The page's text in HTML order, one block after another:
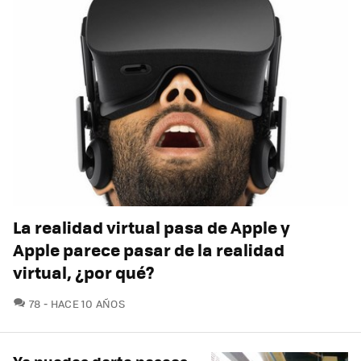
La realidad virtual pasa de Apple y
Apple parece pasar de la realidad
virtual, ¿por qué?
78 COMENTARIOS
HACE 10 AÑOS